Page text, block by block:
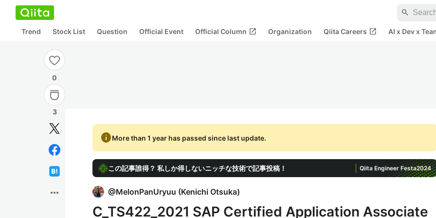
search
Trend Stock List Question Official Event Official Column open_in_new Organization Qiita Careers open_in_new AI x Dev x
0
3
more_horiz
infoMore than 1 year has passed since last update.
この記事誰得？ 私しか得しないニッチな技術で記事投稿！ Qiita Engineer Festa2024
@MelonPanUryuu (Kenichi Otsuka)
C_TS422_2021 SAP Certified Application Associate